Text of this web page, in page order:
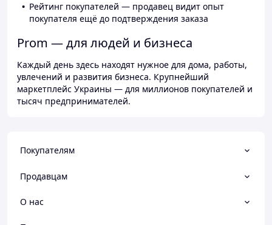
Рейтинг покупателей — продавец видит опыт
покупателя ещё до подтверждения заказа
Prom — для людей и бизнеса
Каждый день здесь находят нужное для дома, работы,
увлечений и развития бизнеса. Крупнейший
маркетплейс Украины — для миллионов покупателей и
тысяч предпринимателей.
Покупателям
Продавцам
О нас